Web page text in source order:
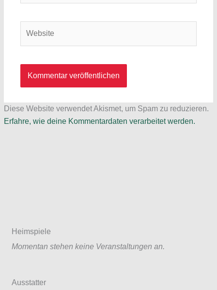
Diese Website verwendet Akismet, um Spam zu reduzieren.
Erfahre, wie deine Kommentardaten verarbeitet werden.
Heimspiele
Momentan stehen keine Veranstaltungen an.
Ausstatter